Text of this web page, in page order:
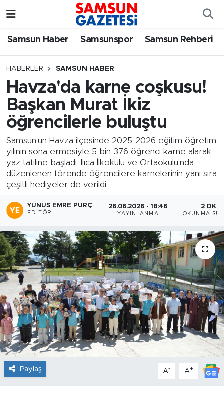
Samsun Haber Samsunspor Samsun Rehberi
HABERLER SAMSUN HABER
Havza'da karne coşkusu!
Başkan Murat İkiz
öğrencilerle buluştu
Samsun'un Havza ilçesinde 2025-2026 eğitim öğretim
yılının sona ermesiyle 5 bin 376 öğrenci karne alarak
yaz tatiline başladı. Ilıca İlkokulu ve Ortaokulu'nda
düzenlenen törende öğrencilere karnelerinin yanı sıra
çeşitli hediyeler de verildi.
YUNUS EMRE PURÇ
EDITÖR
26.06.2026 - 18:46
YAYINLANMA
2 DK
OKUNMA
Paylaş A- A+
Samsun Haber
Samsun Rehberi
Resmi İlanlar
Samsun Nöbetçi Eczaneler
SAMSUN Namaz Vakitleri
Samsun Trafik Yoğunluk Haritası
Süper Lig Puan Durumu ve Fikstür
Tüm Manşetler
Son Dakika Haberleri
Haber Arşivi